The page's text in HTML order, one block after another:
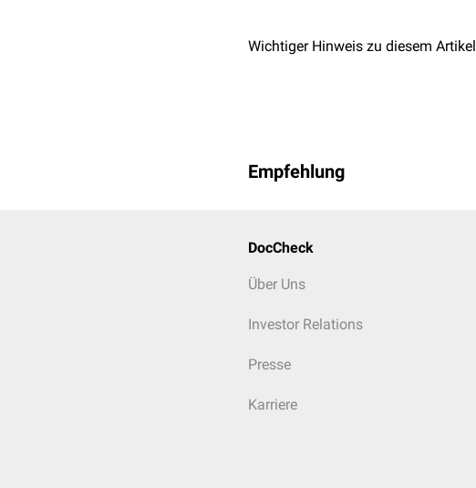
Wichtiger Hinweis zu diesem Artikel
Empfehlung
DocCheck
Über Uns
Investor Relations
Presse
Karriere